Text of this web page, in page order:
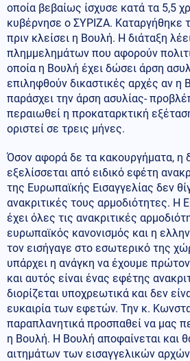
οποία βεβαίως ίσχυσε κατά τα 5,5
κυβέρνησε ο ΣΥΡΙΖΑ. Καταργήθηκε
πριν κλείσει η Βουλή. Η διάταξη
πλημμελημάτων που αφορούν
οποία η Βουλή έχει δώσει άρση
επιληφθούν δικαστικές αρχές αν η
παράσχει την άρση ασυλίας-
περαιωθεί η προκαταρκτική
οριστεί σε τρεις μήνες.
Όσον αφορά δε τα κακουργήματα, η
εξελίσσεται από ειδικό εφέτη
της Ευρωπαϊκής Εισαγγελίας δεν
ανακριτικές τους αρμοδιότητες. Η
έχει όλες τις ανακριτικές
ευρωπαϊκός κανονισμός και η
τον εισήγαγε στο εσωτερικό της
υπάρχει η ανάγκη να έχουμε
και αυτός είναι ένας εφέτης
διορίζεται υποχρεωτικά και δεν
ευκαιρία των εφετών. Την κ.
παραπλανητικά προσπαθεί να μας
η Βουλή. Η Βουλή αποφαίνεται και
αιτημάτων των εισαγγελικών